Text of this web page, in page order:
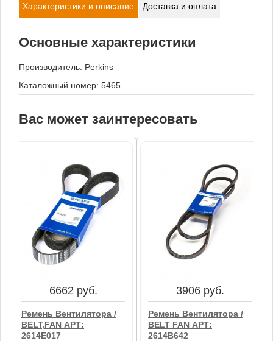
Характеристики и описание Доставка и оплата
Основные характеристики
Производитель: Perkins
Каталожный номер: 5465
Вас может заинтересовать
6662 руб.
Ремень Вентилятора /
BELT,FAN АРТ:
2614E017
3906 руб.
Ремень Вентилятора /
BELT FAN АРТ:
2614B642